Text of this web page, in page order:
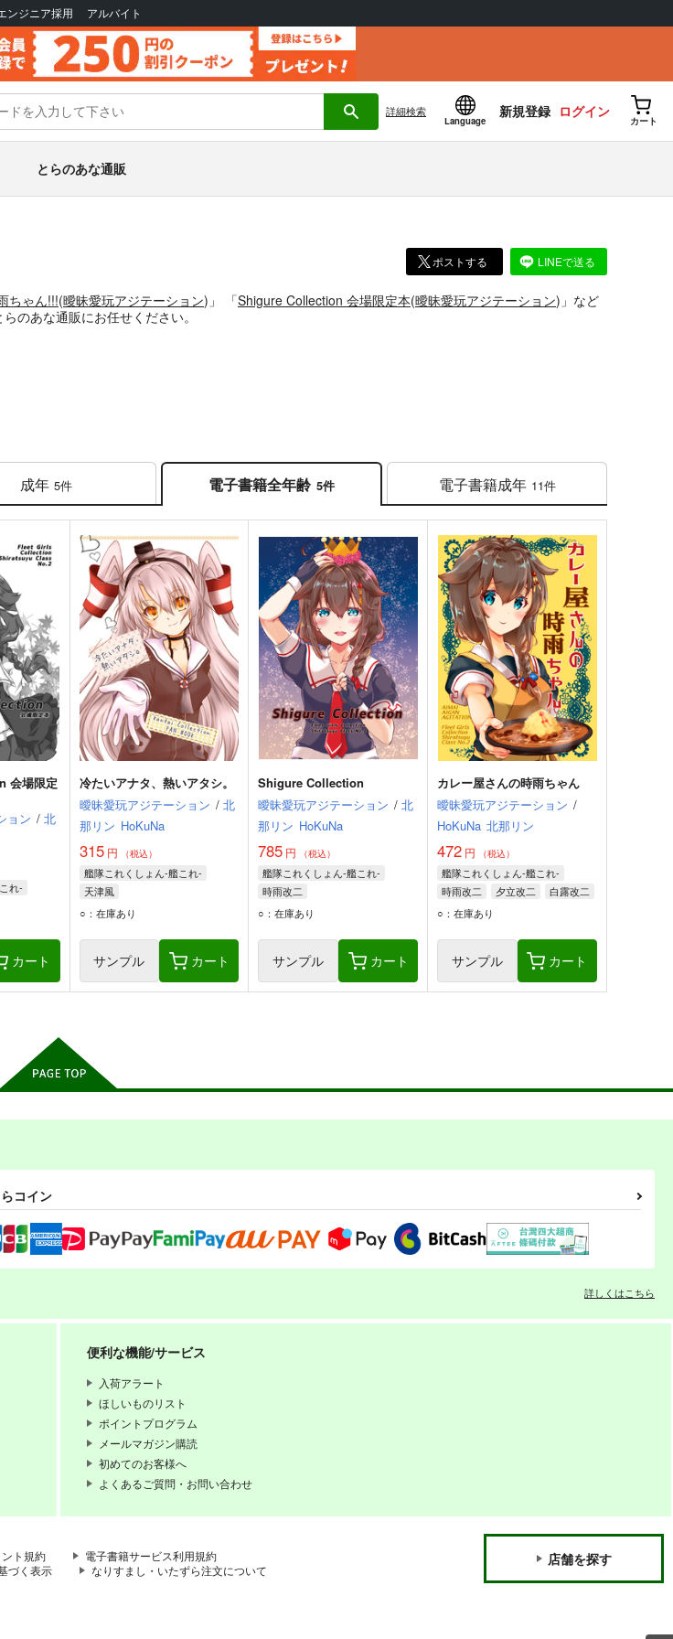
ンジニア採用 アルバイト
詳細検索
Language
新規登録 ログイン
カート
とらのあな通販
ポストする LINEで送る
ちゃん!!!(曖昧愛玩アジテーション)」 「Shigure Collection 会場限定本(曖昧愛玩アジテーション)」 など
のあな通販にお任せください。
成年 5件 電子書籍全年齢 5件 電子書籍成年 11件
会場限定
ョン / 北
れ-
カート
冷たいアナタ、熱いアタシ。
曖昧愛玩アジテーション / 北
那リン HoKuNa
315円 （税込）
艦隊これくしょん-艦これ-
天津風
○：在庫あり
サンプル カート
Shigure Collection
曖昧愛玩アジテーション / 北
那リン HoKuNa
785 円 （税込）
艦隊これくしょん-艦これ-
時雨改二
○：在庫あり
サンプル カート
カレー屋さんの時雨ちゃん
曖昧愛玩アジテーション /
HoKuNa 北那リン
472 円 （税込）
艦隊これくしょん-艦これ-
時雨改二
夕立改二
白露改二
○：在庫あり
サンプル カート
コイン
詳しくはこちら
便利な機能/サービス
入荷アラート
ほしいものリスト
ポイントプログラム
メールマガジン購読
初めてのお客様へ
よくあるご質問・お問い合わせ
ト規約
電子書籍サービス利用規約
づく表示 なりすまし・いたずら注文について
店舗を探す